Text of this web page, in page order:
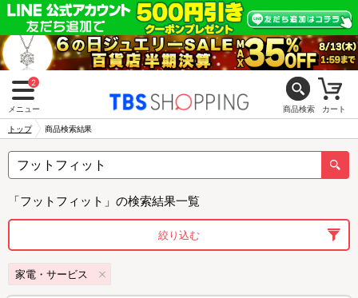
2
メニュー 商品検索 カート
トップ 商品検索結果
「フットフィット」の検索結果一覧
絞り込む
家電・サービス